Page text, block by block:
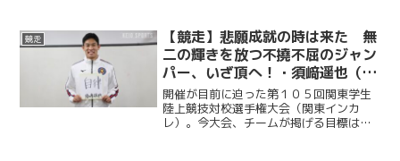
大舞台で１点でも多く掴み取るために部
員たちは全てを懸けてピークを...
競走
【競走】悲願成就の時は来た 無
二の輝きを放つ不撓不屈のジャン
パー、いざ頂へ！・須﨑遥也（前
編）／関東インカレ直前インタビ
ュー２０２６・第５弾
開催が目前に迫った第１０５回関東学生
陸上競技対校選手権大会（関東インカ
レ）。今大会、チームが掲げる目標は